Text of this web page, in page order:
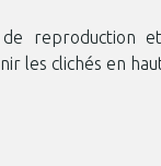
de reproduction
les clichés en